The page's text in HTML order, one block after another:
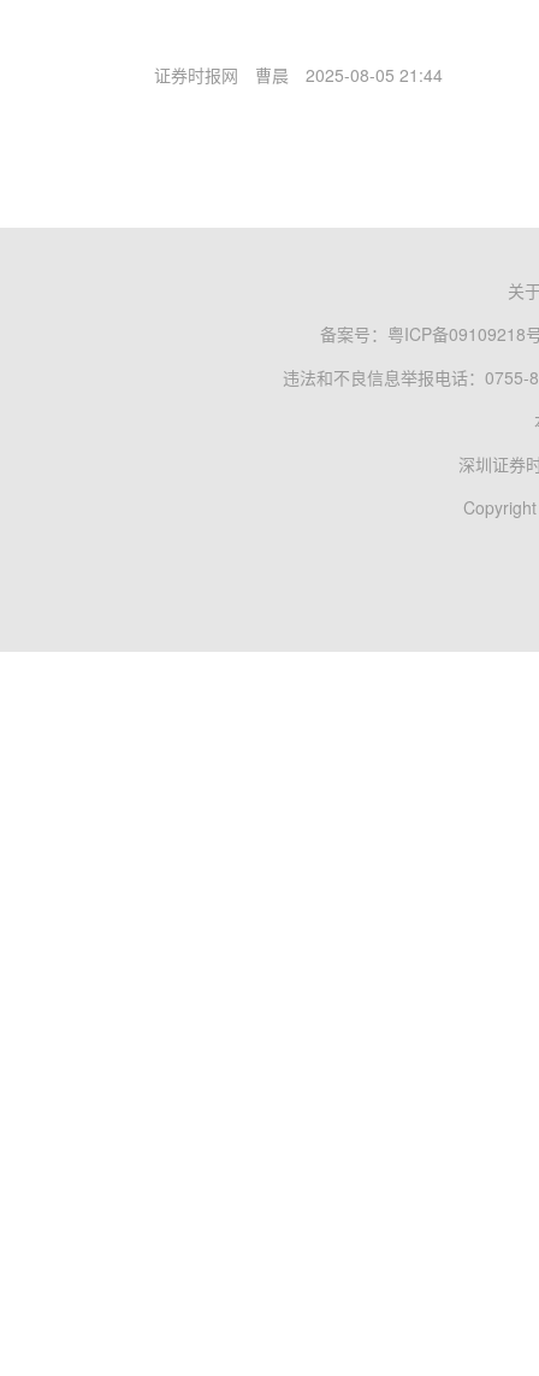
证券时报网 曹晨 2025-08-05 21:44
关
备案号： 粤ICP备09109218
违法和不良信息举报电话：0755-
深圳证券